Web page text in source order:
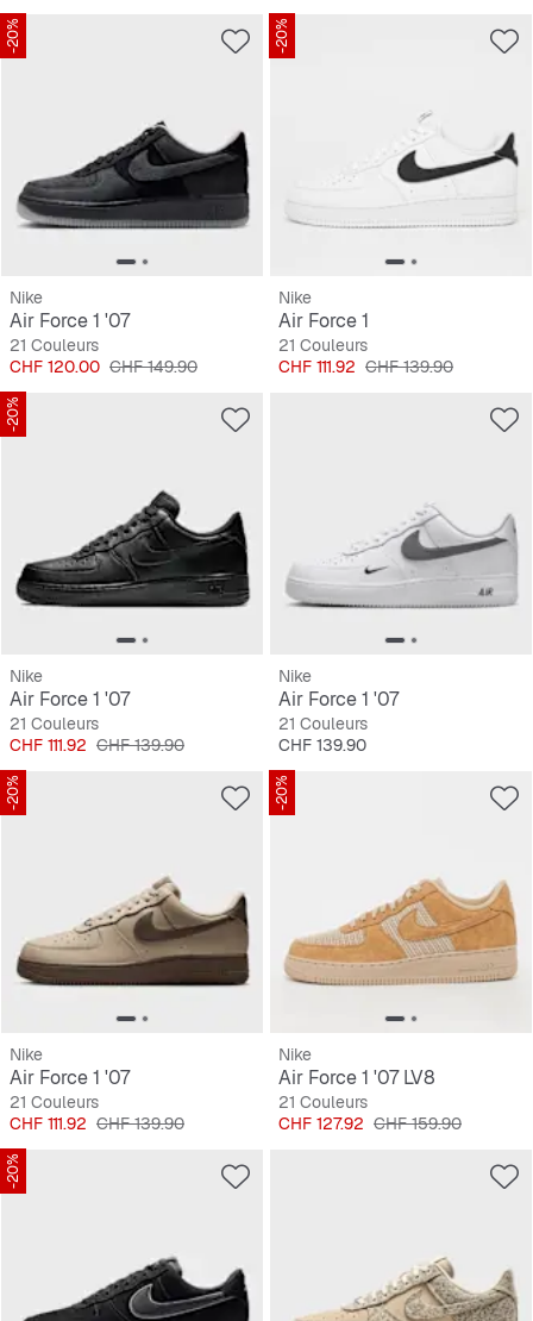
-20%
Nike
Air Force 1 '07
21 Couleurs
Prix
CHF 120.00 Prix original
CHF 149.90
-20%
Nike
Air Force 1
21 Couleurs
Prix
CHF 111.92 Prix original
CHF 139.90
-20%
Nike
Air Force 1 '07
21 Couleurs
Prix
CHF 111.92 Prix original
CHF 139.90
Nike
Air Force 1 '07
21 Couleurs
Prix
CHF 139.90
-20%
Nike
Air Force 1 '07
21 Couleurs
Prix
CHF 111.92 Prix original
CHF 139.90
-20%
Nike
Air Force 1 '07 LV8
21 Couleurs
Prix
CHF 127.92 Prix original
CHF 159.90
-20%